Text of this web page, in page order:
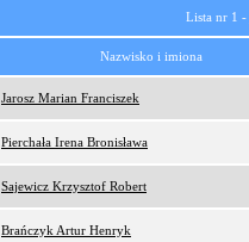
Lista nr 1 -
Nazwisko i imiona
Jarosz Marian Franciszek
Pierchała Irena Bronisława
Sajewicz Krzysztof Robert
Brańczyk Artur Henryk